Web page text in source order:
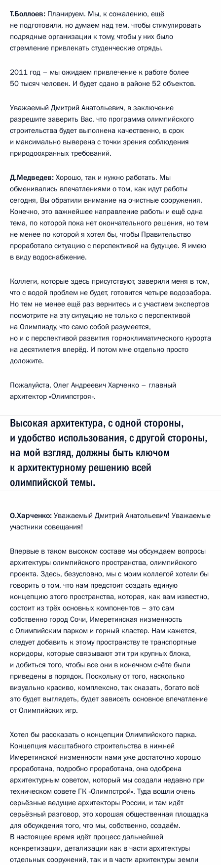
Т.Боллоев: Планируем. Мы, к сожалению, ещё
не подготовили, но думаем над тем, чтобы стимулировать
подрядные организации к тому, чтобы у них было
стремление привлекать студенческие отряды.
2011 год – мы ожидаем привлечение к работе более
50 тысяч человек. И будет сдано в районе 52 объектов.
Уважаемый Дмитрий Анатольевич, в заключение
разрешите заверить Вас, что программа олимпийского
строительства будет выполнена качественно, в срок
и максимально выверена с точки зрения соблюдения
природоохранных требований.
Д.Медведев: Хорошо, так и нужно работать. Мы
обменивались впечатлениями о том, как идут работы
сегодня, Вы обратили внимание на очистные сооружения.
Конечно, это важнейшее направление работы и ещё одна
тема, по которой пока нет окончательного решения, но тем
не менее по которой я хотел бы, чтобы Правительство
проработало ситуацию с перспективой на будущее. Я имею
в виду водоснабжение.
Коллеги, которые здесь присутствуют, заверили меня в том,
что с водой проблем не будет, готовится четыре водозабора.
Но тем не менее ещё раз вернитесь и с участием экспертов
посмотрите на эту ситуацию не только с перспективой
на Олимпиаду, что само собой разумеется,
но и с перспективой развития горноклиматического курорта
на десятилетия вперёд. И потом мне отдельно просто
доложите.
Пожалуйста, Олег Андреевич Харченко – главный
архитектор «Олимпстроя».
Высокая архитектура, с одной стороны,
и удобство использования, с другой стороны,
на мой взгляд, должны быть ключом
к архитектурному решению всей
олимпийской темы.
О.Харченко: Уважаемый Дмитрий Анатольевич! Уважаемые
участники совещания!
Впервые в таком высоком составе мы обсуждаем вопросы
архитектуры олимпийского пространства, олимпийского
проекта. Здесь, безусловно, мы с моим коллегой хотели бы
говорить о том, что нам предстоит создать единую
концепцию этого пространства, которая, как вам известно,
состоит из трёх основных компонентов – это сам
собственно город Сочи, Имеретинская низменность
с Олимпийским парком и горный кластер. Нам кажется,
следует добавить к этому пространству те транспортные
коридоры, которые связывают эти три крупных блока,
и добиться того, чтобы все они в конечном счёте были
приведены в порядок. Поскольку от того, насколько
визуально красиво, комплексно, так сказать, богато всё
это будет выглядеть, будет зависеть основное впечатление
от Олимпийских игр.
Хотел бы рассказать о концепции Олимпийского парка.
Концепция масштабного строительства в нижней
Имеретинской низменности нами уже достаточно хорошо
проработана, подробно проработана, она одобрена
архитектурным советом, который мы создали недавно при
техническом совете ГК «Олимпстрой». Туда вошли очень
серьёзные ведущие архитекторы России, и там идёт
серьёзный разговор, это хорошая общественная площадка
для обсуждения того, что мы, собственно, создаём.
В настоящее время идёт процесс дальнейшей
конкретизации, детализации как в части архитектуры
отдельных сооружений, так и в части архитектуры земли